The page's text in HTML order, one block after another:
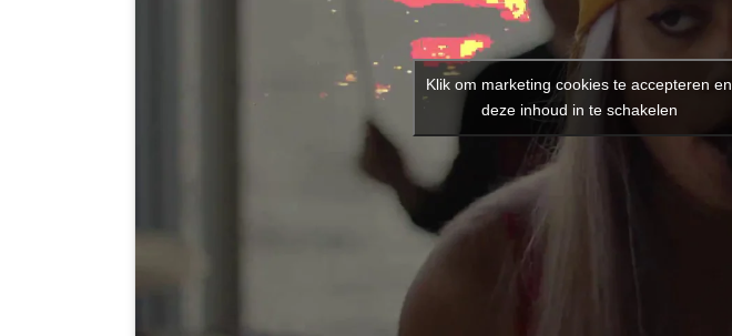
Klik om marketing cookies te accepteren en
deze inhoud in te schakelen